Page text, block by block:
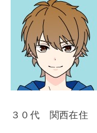
３０代 関西在住